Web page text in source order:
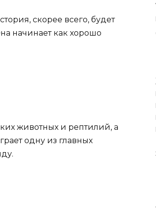
скорее всего, будет
начинает как хорошо
животных и рептилий, а
одну из главных